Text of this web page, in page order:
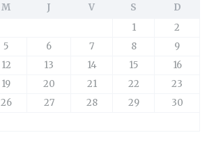
M J V S
D
1
2
5 6 7 8
9
12 13 14 15
16
19 20 21 22
23
26 27 28 29
30